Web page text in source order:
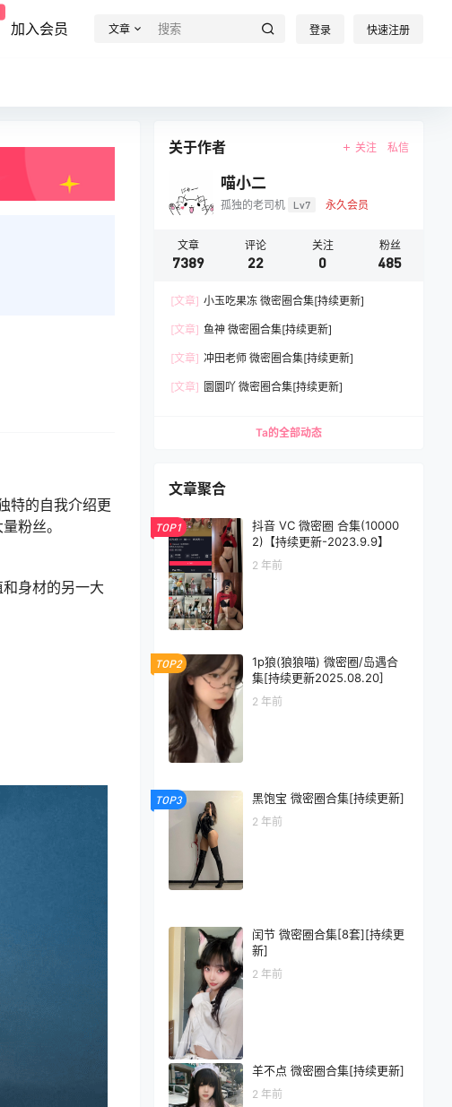
加入会员 文章 登录 快速注册
特的自我介绍更
粉丝。
身材的另一大
关于作者 关注 私信
喵小二
孤独的老司机 Lv7 永久会员
文章
7389
评论
22
关注
0
粉丝
485
[文章] 小玉吃果冻 微密圈合集[持续更新]
[文章] 鱼神 微密圈合集[持续更新]
[文章] 冲田老师 微密圈合集[持续更新]
[文章] 圜圜吖 微密圈合集[持续更新]
Ta的全部动态
文章聚合
TOP1
抖音 VC 微密圈 合集(10000
2)【持续更新-2023.9.9】
2 年前
TOP2
1p狼(狼狼喵) 微密圈/岛遇合
集[持续更新2025.08.20]
2 年前
TOP3 黑饱宝 微密圈合集[持续更新]
2 年前
闰节 微密圈合集[8套][持续更
新]
2 年前
羊不点 微密圈合集[持续更新]
2 年前